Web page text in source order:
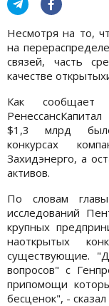
Несмотря на то,
на
связей, часть
качестве
Как
$1,3 млрд было
конкурсах
Захидэнерго, а
активов.
По словам
исследований
крупных
наоткрытых
существующие.
вопросов" с
припомощи
бесценок", - сказал